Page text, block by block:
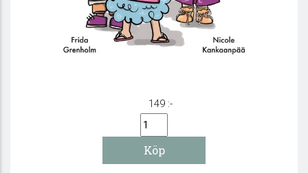
Känslor - Huvudbok
149 :-